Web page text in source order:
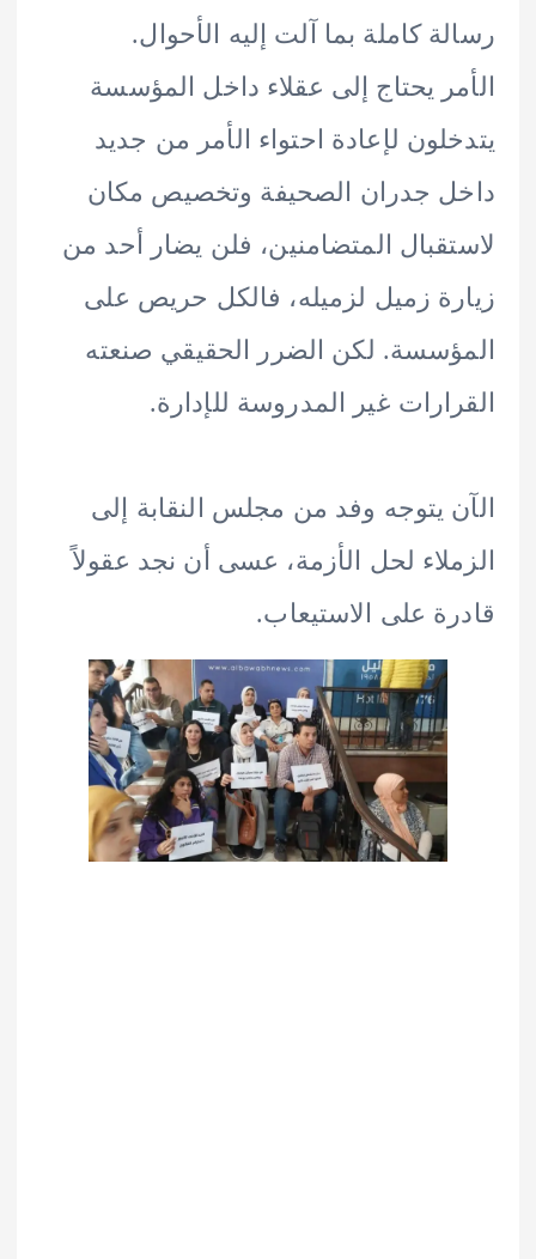
كاملة بما آلت إليه الأحوال.
يحتاج إلى عقلاء داخل المؤسسة
لإعادة احتواء الأمر من جديد
جدران الصحيفة وتخصيص مكان
المتضامنين، فلن يضار أحد من
زميل لزميله، فالكل حريص على
لكن الضرر الحقيقي صنعته
غير المدروسة للإدارة.
يتوجه وفد من مجلس النقابة إلى
لحل الأزمة، عسى أن نجد عقولاً
على الاستيعاب.